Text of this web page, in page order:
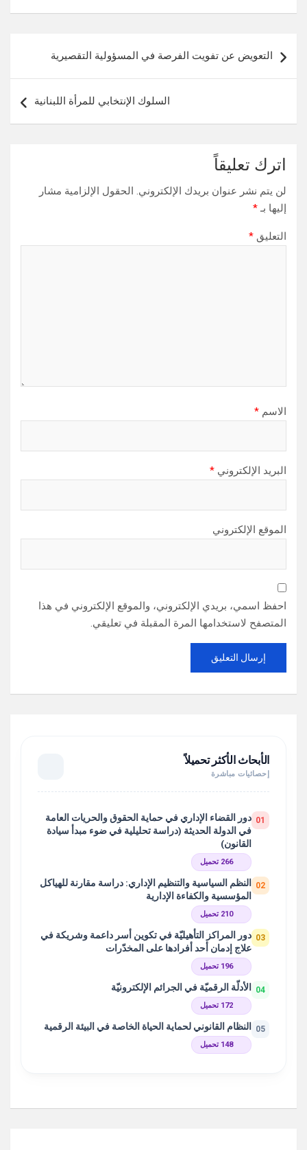
المقالات
التعويض عن تفويت الفرصة في المسؤولية التقصيرية
السلوك الإنتخابي للمرأة اللبنانية
اترك تعليقاً
لن يتم نشر عنوان بريدك الإلكتروني. الحقول الإلزامية مشار
إليها بـ*
التعليق *
الاسم *
البريد الإلكتروني *
الموقع الإلكتروني
احفظ اسمي، بريدي الإلكتروني، والموقع الإلكتروني في هذا
المتصفح لاستخدامها المرة المقبلة في تعليقي.
الأبحاث الأكثر تحميلاً
إحصائيات مباشرة
01 دور القضاء الإداري في حماية الحقوق والحريات العامة
في الدولة الحديثة (دراسة تحليلية في ضوء مبدأ سيادة
القانون)
266 تحميل
02
النظم السياسية والتنظيم الإداري: دراسة مقارنة للهياكل
المؤسسية والكفاءة الإدارية
210 تحميل
03 دور المراكز التأهيليّة في تكوين أسر داعمة وشريكة في
علاج إدمان أحد أفرادها على المخدّرات
196 تحميل
04 الأدلّة الرقميّة في الجرائم الإلكترونيّة
172 تحميل
05 النظام القانوني لحماية الحياة الخاصة في البيئة الرقمية
148 تحميل